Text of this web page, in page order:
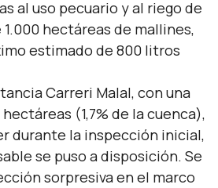
al uso pecuario y al riego de
hectáreas de mallines,
estimado de 800 litros
Carreri Malal, con una
(1,7% de la cuenca),
durante la inspección inicial,
se puso a disposición. Se
sorpresiva en el marco